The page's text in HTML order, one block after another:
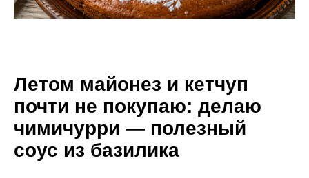
Летом майонез и кетчуп
почти не покупаю: делаю
чимичурри — полезный
соус из базилика